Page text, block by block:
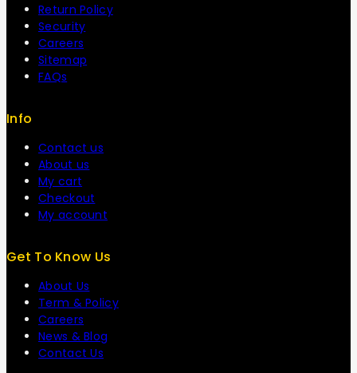
Return Policy
Security
Careers
Sitemap
FAQs
Info
Contact us
About us
My cart
Checkout
My account
Get To Know Us
About Us
Term & Policy
Careers
News & Blog
Contact Us